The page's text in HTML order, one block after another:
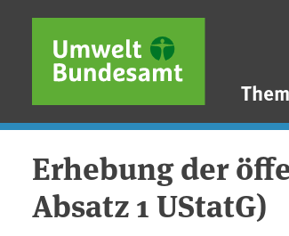
Direkt zum Inhalt
Direkt zum Hauptmenü
Direkt zur Fußzeile
Erhebung der
Absatz 1 UStatG)